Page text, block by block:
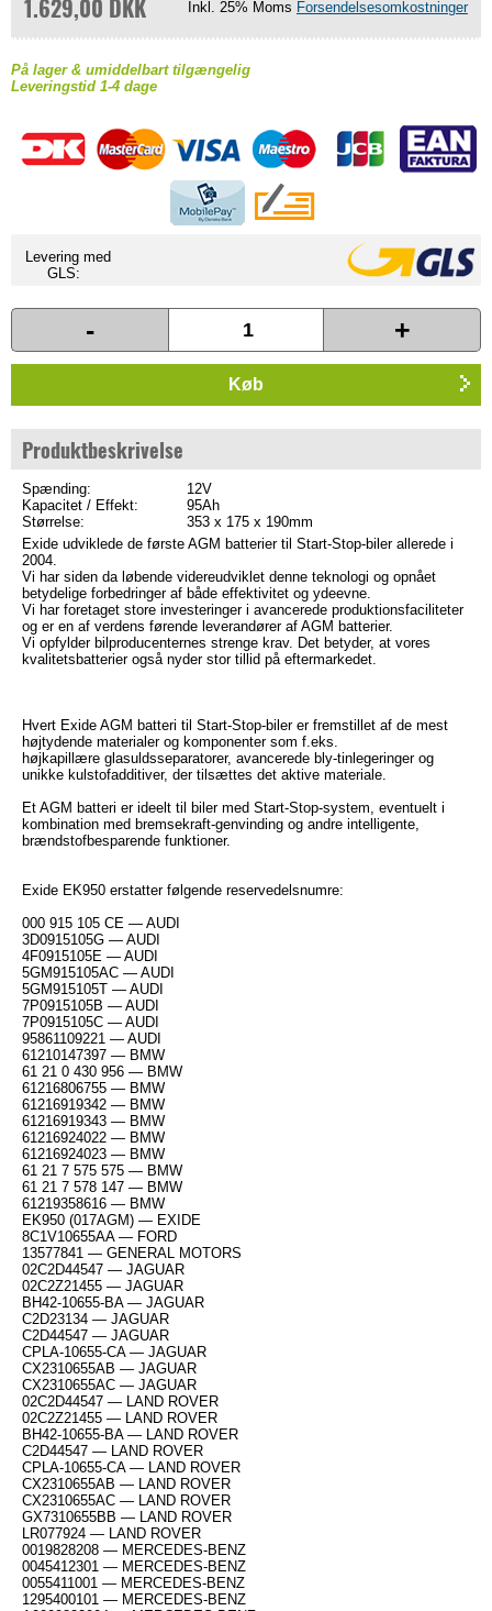
1.629,00 DKK Inkl. 25% Moms Forsendelsesomkostninger
På lager & umiddelbart tilgængelig
Leveringstid 1-4 dage
Levering med
GLS:
- +
Køb
Produktbeskrivelse
Spænding:
12V
Kapacitet / Effekt:
95Ah
Størrelse:
353 x 175 x 190mm
Exide udviklede de første AGM batterier til Start-Stop-biler allerede i
2004.
Vi har siden da løbende videreudviklet denne teknologi og opnået
betydelige forbedringer af både effektivitet og ydeevne.
Vi har foretaget store investeringer i avancerede produktionsfaciliteter
og er en af verdens førende leverandører af AGM batterier.
Vi opfylder bilproducenternes strenge krav. Det betyder, at vores
kvalitetsbatterier også nyder stor tillid på eftermarkedet.
Hvert Exide AGM batteri til Start-Stop-biler er fremstillet af de mest
højtydende materialer og komponenter som f.eks.
højkapillære glasuldsseparatorer, avancerede bly-tinlegeringer og
unikke kulstofadditiver, der tilsættes det aktive materiale.
Et AGM batteri er ideelt til biler med Start-Stop-system, eventuelt i
kombination med bremsekraft-genvinding og andre intelligente,
brændstofbesparende funktioner.
Exide EK950 erstatter følgende reservedelsnumre:
000 915 105 CE — AUDI
3D0915105G — AUDI
4F0915105E — AUDI
5GM915105AC — AUDI
5GM915105T — AUDI
7P0915105B — AUDI
7P0915105C — AUDI
95861109221 — AUDI
61210147397 — BMW
61 21 0 430 956 — BMW
61216806755 — BMW
61216919342 — BMW
61216919343 — BMW
61216924022 — BMW
61216924023 — BMW
61 21 7 575 575 — BMW
61 21 7 578 147 — BMW
61219358616 — BMW
EK950 (017AGM) — EXIDE
8C1V10655AA — FORD
13577841 — GENERAL MOTORS
02C2D44547 — JAGUAR
02C2Z21455 — JAGUAR
BH42-10655-BA — JAGUAR
C2D23134 — JAGUAR
C2D44547 — JAGUAR
CPLA-10655-CA — JAGUAR
CX2310655AB — JAGUAR
CX2310655AC — JAGUAR
02C2D44547 — LAND ROVER
02C2Z21455 — LAND ROVER
BH42-10655-BA — LAND ROVER
C2D44547 — LAND ROVER
CPLA-10655-CA — LAND ROVER
CX2310655AB — LAND ROVER
CX2310655AC — LAND ROVER
GX7310655BB — LAND ROVER
LR077924 — LAND ROVER
0019828208 — MERCEDES-BENZ
0045412301 — MERCEDES-BENZ
0055411001 — MERCEDES-BENZ
1295400101 — MERCEDES-BENZ